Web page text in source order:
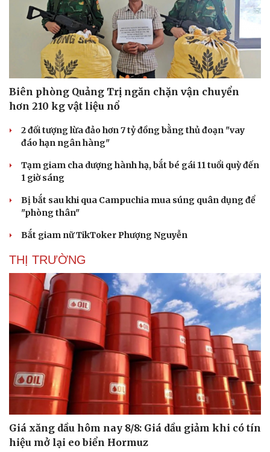
Sân khấu - Điện ảnh
Văn học
Âm nhạc
Giải trí
Nghệ sĩ
Thời trang
Biên phòng Quảng Trị ngăn chặn vận chuyển
hơn 210 kg vật liệu nổ
2 đối tượng lừa đảo hơn 7 tỷ đồng bằng thủ đoạn "vay
đáo hạn ngân hàng"
Tạm giam cha dượng hành hạ, bắt bé gái 11 tuổi quỳ đến
1 giờ sáng
Bị bắt sau khi qua Campuchia mua súng quân dụng để
"phòng thân"
Bắt giam nữ TikToker Phượng Nguyễn
THỊ TRƯỜNG
Giá xăng dầu hôm nay 8/8: Giá dầu giảm khi có tín
hiệu mở lại eo biển Hormuz